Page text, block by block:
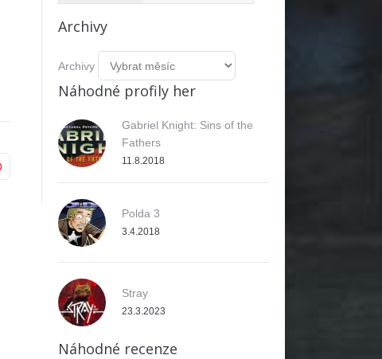
Archivy
Archivy
Náhodné profily her
Gabriel Knight: Sins of the
Fathers
11.8.2018
Polda 3
3.4.2018
Stray
23.3.2023
Náhodné recenze